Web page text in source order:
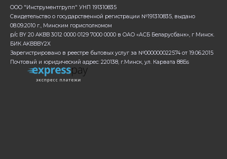
ООО "Инструментгрупп" УНП 191310835
Свидетельство о государственной регистрации №191310835, выдано
08.09.2010 г., Минским горисполкомом
р/с BY 20 AKBB 3012 0000 0129 7000 0000 в ОАО «АСБ Беларусбанк», г Минск.
БИК AKBBBY2X
Зарегистрировано в реестре бытовых услуг за №000000022574 от 19.06.2015
Почтовый и юридический адрес: 220138, г.Минск, ул. Карвата 88Бs